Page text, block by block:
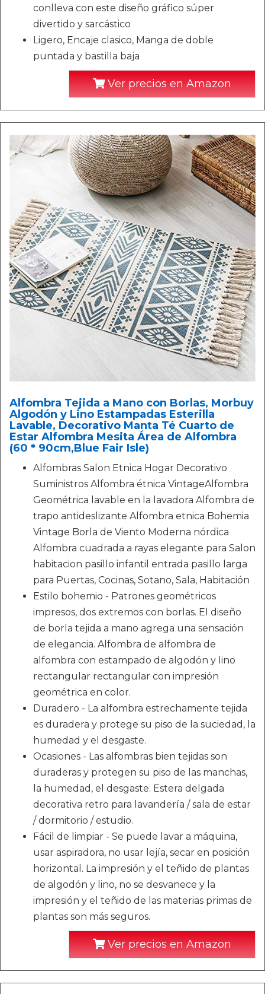
conlleva con este diseño gráfico súper
divertido y sarcástico
Ligero, Encaje clasico, Manga de doble
puntada y bastilla baja
Ver precios en Amazon
Alfombra Tejida a Mano con Borlas, Morbuy
Algodón y Lino Estampadas Esterilla
Lavable, Decorativo Manta Té Cuarto de
Estar Alfombra Mesita Área de Alfombra
(60 * 90cm,Blue Fair Isle)
Alfombras Salon Etnica Hogar Decorativo
Suministros Alfombra étnica VintageAlfombra
Geométrica lavable en la lavadora Alfombra de
trapo antideslizante Alfombra etnica Bohemia
Vintage Borla de Viento Moderna nórdica
Alfombra cuadrada a rayas elegante para Salon
habitacion pasillo infantil entrada pasillo larga
para Puertas, Cocinas, Sotano, Sala, Habitación
Estilo bohemio - Patrones geométricos
impresos, dos extremos con borlas. El diseño
de borla tejida a mano agrega una sensación
de elegancia. Alfombra de alfombra de
alfombra con estampado de algodón y lino
rectangular rectangular con impresión
geométrica en color.
Duradero - La alfombra estrechamente tejida
es duradera y protege su piso de la suciedad, la
humedad y el desgaste.
Ocasiones - Las alfombras bien tejidas son
duraderas y protegen su piso de las manchas,
la humedad, el desgaste. Estera delgada
decorativa retro para lavandería / sala de estar
/ dormitorio / estudio.
Fácil de limpiar - Se puede lavar a máquina,
usar aspiradora, no usar lejía, secar en posición
horizontal. La impresión y el teñido de plantas
de algodón y lino, no se desvanece y la
impresión y el teñido de las materias primas de
plantas son más seguros.
Ver precios en Amazon